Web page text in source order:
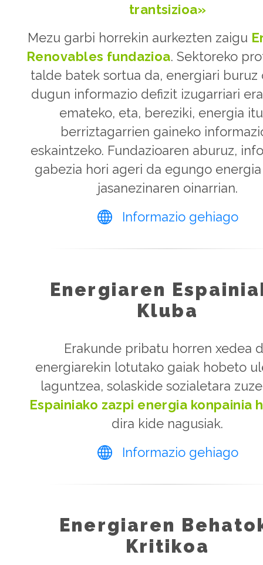
trantsizioa»
Mezu garbi horrekin aurkezten zaigu
Renovables fundazioa. Sektoreko
talde batek sortua da, energiari buruz
dugun informazio defizit izugarriari
emateko, eta, bereziki, energia
berriztagarrien gaineko
eskaintzeko. Fundazioaren aburuz,
gabezia hori ageri da egungo
jasanezinaren oinarrian.
Informazio gehiago
Energiaren
Kluba
Erakunde pribatu horren xedea
energiarekin lotutako gaiak hobeto
laguntzea, solaskide sozialetara
Espainiako zazpi energia konpainia
dira kide nagusiak.
Informazio gehiago
Energiaren
Kritikoa